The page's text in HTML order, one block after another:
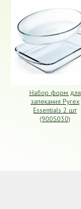
Набор форм для
запекания Pyrex
Essentials 2 шт
(900S030)